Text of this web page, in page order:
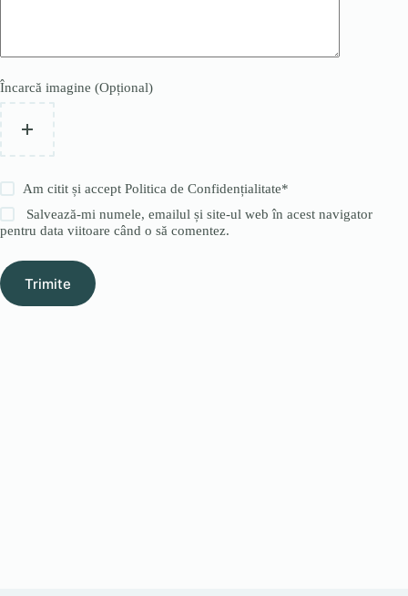
Încarcă imagine (Opțional)
Am citit și acceptPolitica de Confidențialitate*
Salvează-mi numele, emailul și site-ul web în acest navigator
pentru data viitoare când o să comentez.
Trimite